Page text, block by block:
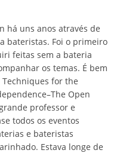
há uns anos através de
bateristas. Foi o primeiro
feitas sem a bateria
os temas. É bem
Techniques for the
Open
professor e
todos os eventos
e bateristas
Estava longe de